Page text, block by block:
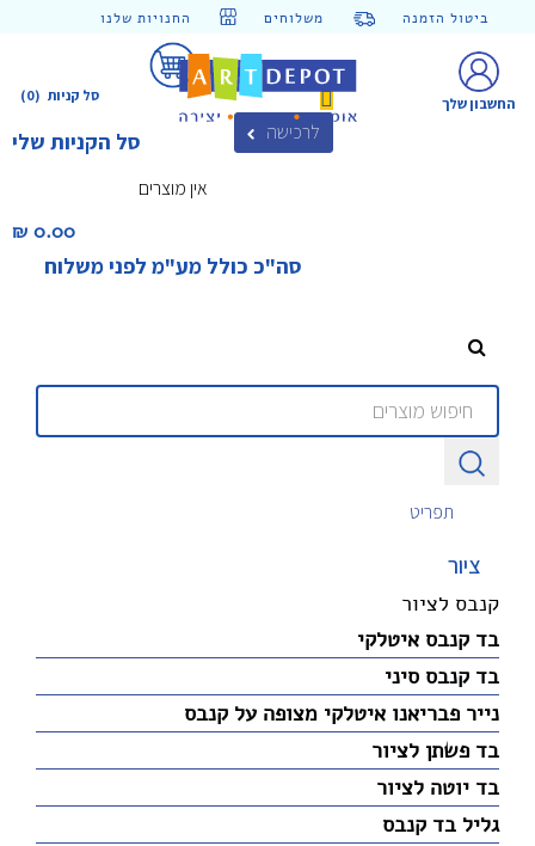
ביטול הזמנה משלוחים החנויות שלנו
(0) סל קניות
סל הקניות שלי לרכישה
אין מוצרים
0.00 ₪‎
סה"כ כולל מע"מ לפני משלוח
החשבון שלך
תפריט
ציור
קנבס לציור
בד קנבס איטלקי
בד קנבס סיני
נייר פבריאנו איטלקי מצופה על קנבס
בד פשתן לציור
בד יוטה לציור
גליל בד קנבס